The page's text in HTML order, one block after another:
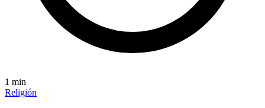
1 min
Religión